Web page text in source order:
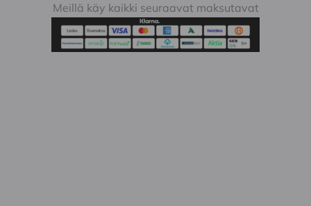
Meillä käy kaikki seuraavat maksutavat